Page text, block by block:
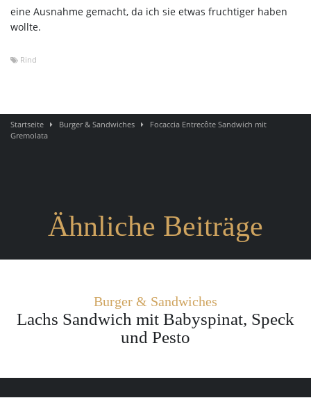
eine Ausnahme gemacht, da ich sie etwas fruchtiger haben
wollte.
Rind
Startseite Burger & Sandwiches
Focaccia Entrecôte Sandwich mit
Gremolata
Ähnliche Beiträge
Burger & Sandwiches
Lachs Sandwich mit Babyspinat, Speck
und Pesto